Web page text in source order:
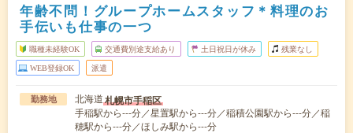
年齢不問！グループホームスタッフ＊料理のお
手伝いも仕事の一つ
職種未経験OK 交通費別途支給あり 土日祝日が休み 残業なし
WEB登録OK 派遣
勤務地 北海道札幌市手稲区
手稲駅から---分／星置駅から---分／稲積公園駅から---分／稲
穂駅から---分／ほしみ駅から---分